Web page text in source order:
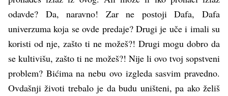
odavde? Da, naravno! Zar ne postoji Dafa, Dafa
univerzuma koja se ovde predaje? Drugi je uče i imali su
koristi od nje, zašto ti ne možeš?! Drugi mogu dobro da
se kultivišu, zašto ti ne možeš?! Nije li ovo tvoj sopstveni
problem? Bićima na nebu ovo izgleda sasvim pravedno.
Ovdašnji životi trebalo je da budu uništeni, pa ako želiš